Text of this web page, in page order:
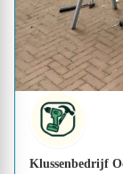
Klussenbedrijf